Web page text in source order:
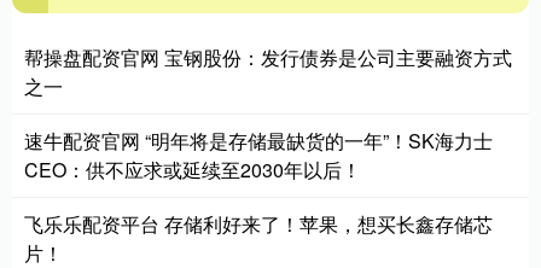
帮操盘配资官网 宝钢股份：发行债券是公司主要融资方式
之一
速牛配资官网 “明年将是存储最缺货的一年”！SK海力士
CEO：供不应求或延续至2030年以后！
飞乐乐配资平台 存储利好来了！苹果，想买长鑫存储芯
片！